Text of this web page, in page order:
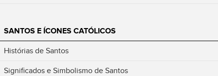
SANTOS E ÍCONES CATÓLICOS
Histórias de Santos
Significados e Simbolismo de Santos